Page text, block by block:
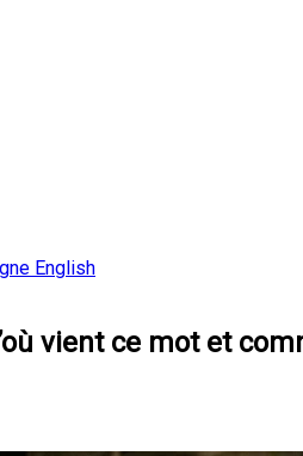
English
vient ce mot et